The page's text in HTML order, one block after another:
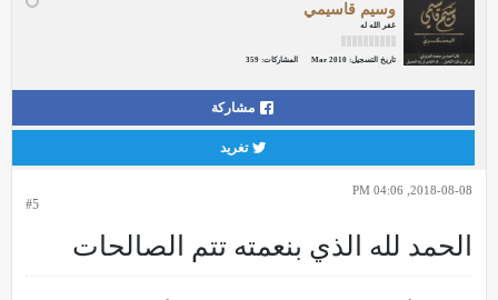
وسيم قاسيمي
غفر الله له
تاريخ التسجيل: Mar 2010 المشاركات: 359
مشاركة
تغريد
#5
2018-08-08, 04:06 PM
الحمد لله الذي بنعمته تتم الصالحات